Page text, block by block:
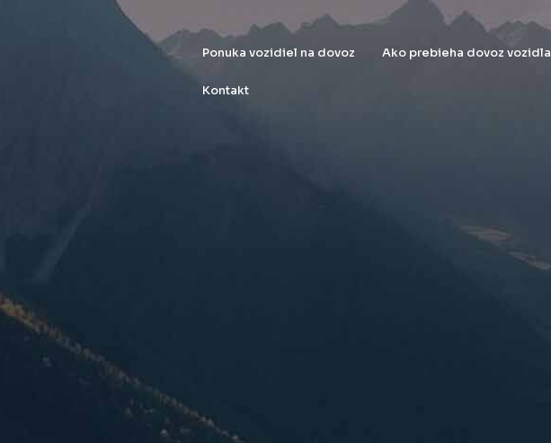
Ponuka vozidiel na dovoz Ako prebieha dovoz vozidla
Kontakt